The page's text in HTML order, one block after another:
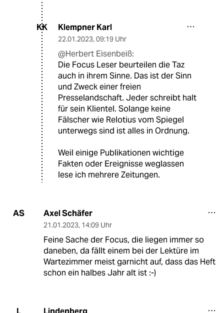
KK Klempner Karl
22.01.2023, 09:19 Uhr
@Herbert Eisenbeiß:
Die Focus Leser beurteilen die Taz
auch in ihrem Sinne. Das ist der Sinn
und Zweck einer freien
Presselandschaft. Jeder schreibt halt
für sein Klientel. Solange keine
Fälscher wie Relotius vom Spiegel
unterwegs sind ist alles in Ordnung.
Weil einige Publikationen wichtige
Fakten oder Ereignisse weglassen
lese ich mehrere Zeitungen.
AS Axel Schäfer
21.01.2023, 14:09 Uhr
Feine Sache der Focus, die liegen immer so
daneben, da fällt einem bei der Lektüre im
Wartezimmer meist garnicht auf, dass das Heft
schon ein halbes Jahr alt ist :-)